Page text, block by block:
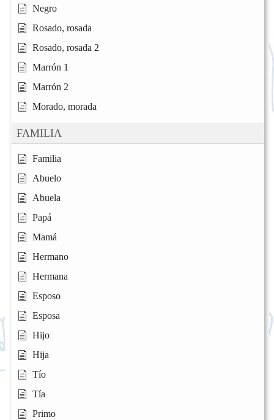
Negro
Rosado, rosada
Rosado, rosada 2
Marrón 1
Marrón 2
Morado, morada
FAMILIA
Familia
Abuelo
Abuela
Papá
Mamá
Hermano
Hermana
Esposo
Esposa
Hijo
Hija
Tío
Tía
Primo